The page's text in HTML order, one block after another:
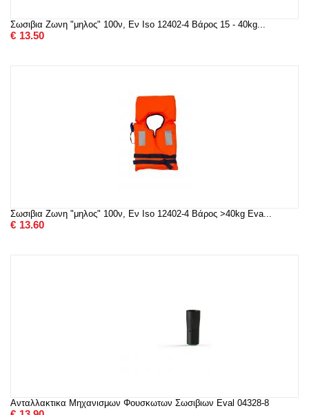
Σωσιβια Ζωνη "μηλος" 100ν, Εν Ιso 12402-4 Βάρος 15 - 40kg...
€ 13.50
Σωσιβια Ζωνη "μηλος" 100ν, Εν Ιso 12402-4 Βάρος >40kg Eva...
€ 13.60
Ανταλλακτικα Μηχανισμων Φουσκωτων Σωσιβιων Eval 04328-8